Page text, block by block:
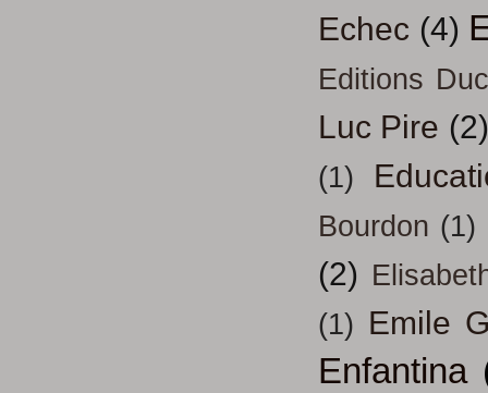
Echec (4)
Editions
Luc Pire (2)
(1)
Bourdon (1)
(2)
(1) Emile
Enfantina